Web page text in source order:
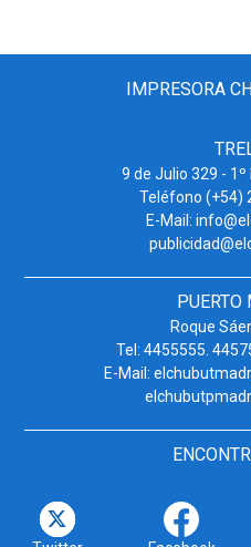
IMPRESORA
9 de Julio 329 - 1º
Teléfono (+54)
E-Mail:
PUERTO
Roque
Tel: 4455555.
E-Mail: